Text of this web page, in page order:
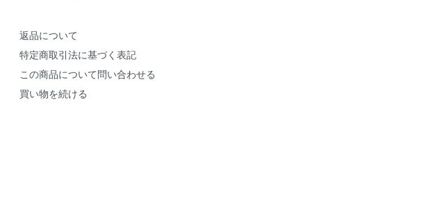
返品について
特定商取引法に基づく表記
この商品について問い合わせる
買い物を続ける